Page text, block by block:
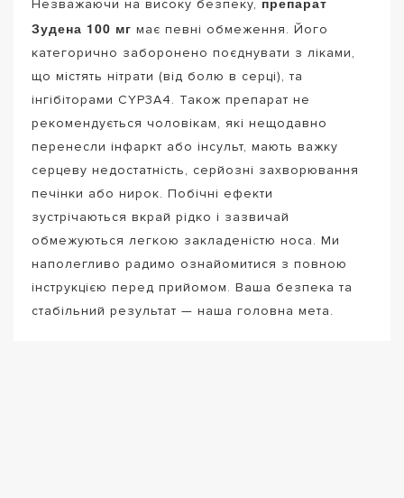
Незважаючи на високу безпеку,
Зудена 100 мг має певні обмеження. Його
категорично заборонено поєднувати з ліками,
що містять нітрати (від болю в серці), та
інгібіторами CYP3A4. Також препарат не
рекомендується чоловікам, які нещодавно
перенесли інфаркт або інсульт, мають важку
серцеву недостатність, серйозні захворювання
печінки або нирок. Побічні ефекти
зустрічаються вкрай рідко і зазвичай
обмежуються легкою закладеністю носа. Ми
наполегливо радимо ознайомитися з повною
інструкцією перед прийомом. Ваша безпека та
стабільний результат — наша головна мета.